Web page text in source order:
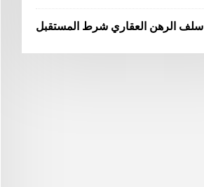
سلف الرهن العقاري شرط المستقبل